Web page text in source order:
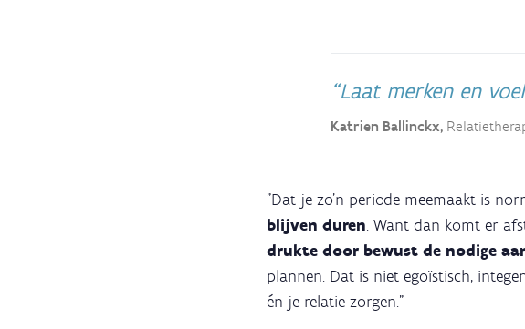
Laat merken en
Katrien Ballinckx,
"Dat je zo’n periode meemaakt is
blijven duren. Want dan komt er
drukte door bewust de nodige
plannen. Dat is niet egoïstisch,
én je relatie zorgen."